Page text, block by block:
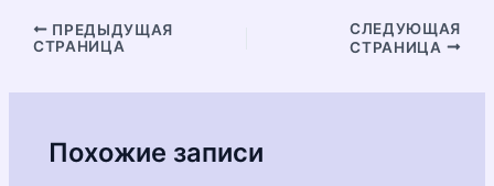
НавигацияПРЕДЫДУЩАЯ
СТРАНИЦА
СЛЕДУЮЩАЯ
СТРАНИЦА
Похожие записи